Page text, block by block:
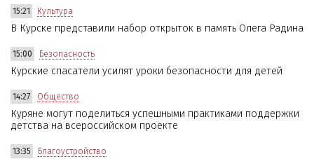
15:21 Культура
В Курске представили набор открыток в память Олега Радина
15:00 Безопасность
Курские спасатели усилят уроки безопасности для детей
14:27 Общество
Куряне могут поделиться успешными практиками поддержки
детства на всероссийском проекте
13:35 Благоустройство